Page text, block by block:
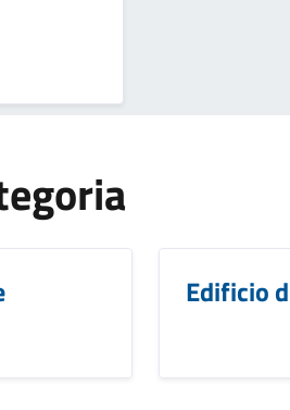
Edificio